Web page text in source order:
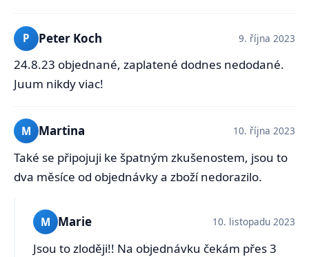
P Peter Koch 9. října 2023
24.8.23 objednané, zaplatené dodnes nedodané.
Juum nikdy viac!
M Martina 10. října 2023
Také se připojuji ke špatným zkušenostem, jsou to
dva měsíce od objednávky a zboží nedorazilo.
M Marie 10. listopadu 2023
Jsou to zloději!! Na objednávku čekám přes 3